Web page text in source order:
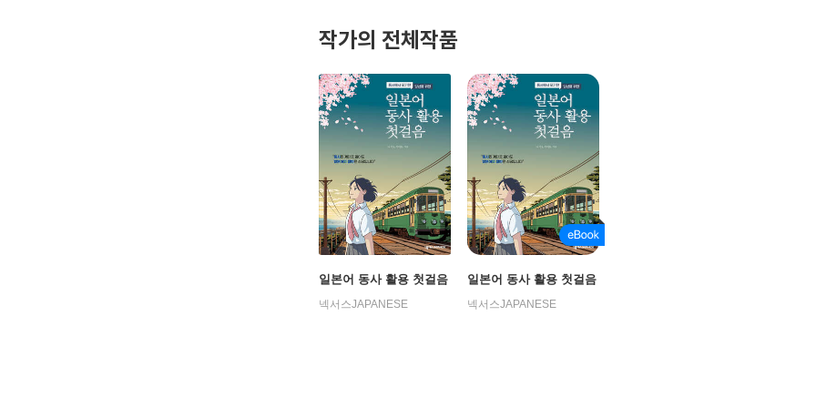
작가의 전체작품
일본어 동사 활용 첫걸음
넥서스JAPANESE
일본어 동사 활용 첫걸음
넥서스JAPANESE